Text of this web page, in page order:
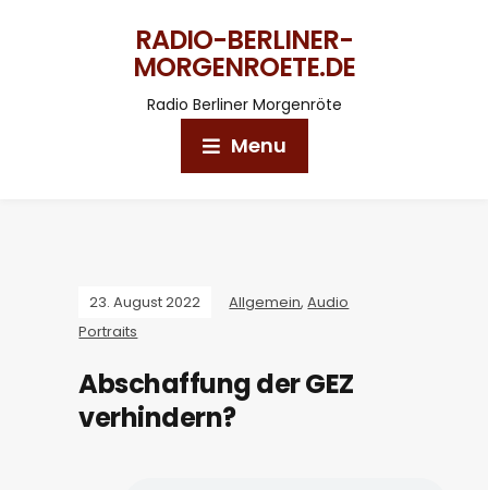
RADIO-BERLINER-
MORGENROETE.DE
Radio Berliner Morgenröte
Menu
23. August 2022 Allgemein,Audio
Portraits
Abschaffung der GEZ
verhindern?